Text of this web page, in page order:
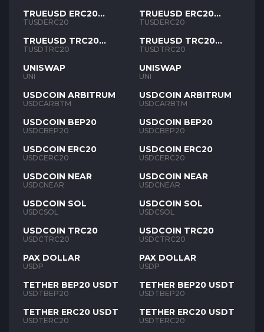
TRUEUSD ERC20
TUSD
TUSDERC20
TRUEUSD TRC20
TUSD
TUSDTRC20
UNISWAP
UNI
USDCOIN ARBITRUM
USDCARBTM
USDCOIN BEP20
USDCBEP20
USDCOIN ERC20
USDCERC20
USDCOIN NEAR
USDCNEAR
USDCOIN SOL
USDCSOL
USDCOIN TRC20
USDCTRC20
PAX DOLLAR
USDP
TETHER BEP20 USDT
USDTBEP20
TETHER ERC20 USDT
USDTERC20
TRUEUSD ERC20
TUSD
TUSDERC20
TRUEUSD TRC20
TUSD
TUSDTRC20
UNISWAP
UNI
USDCOIN ARBITRUM
USDCARBTM
USDCOIN BEP20
USDCBEP20
USDCOIN ERC20
USDCERC20
USDCOIN NEAR
USDCNEAR
USDCOIN SOL
USDCSOL
USDCOIN TRC20
USDCTRC20
PAX DOLLAR
USDP
TETHER BEP20 USDT
USDTBEP20
TETHER ERC20 USDT
USDTERC20